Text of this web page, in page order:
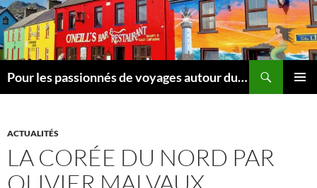
Aller
au
contenu
Pour les passionnés de voyages autour du Léman
ACTUALITÉS
LA CORÉE DU NORD PAR